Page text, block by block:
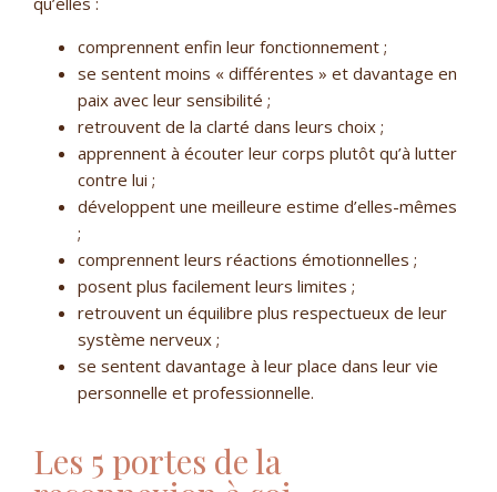
comprennent enfin leur fonctionnement ;
se sentent moins « différentes » et davantage en
paix avec leur sensibilité ;
retrouvent de la clarté dans leurs choix ;
apprennent à écouter leur corps plutôt qu’à lutter
contre lui ;
développent une meilleure estime d’elles-mêmes
;
comprennent leurs réactions émotionnelles ;
posent plus facilement leurs limites ;
retrouvent un équilibre plus respectueux de leur
système nerveux ;
se sentent davantage à leur place dans leur vie
personnelle et professionnelle.
Les 5 portes de la